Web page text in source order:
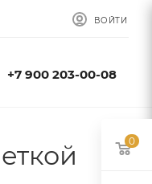
ВОЙТИ
+7 900 203-00-08
0